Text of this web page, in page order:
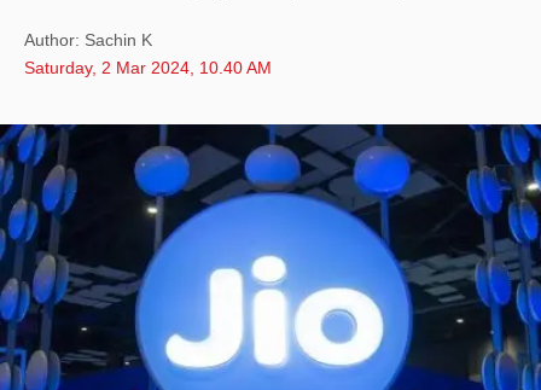
Author: Sachin K
Saturday, 2 Mar 2024, 10.40 AM